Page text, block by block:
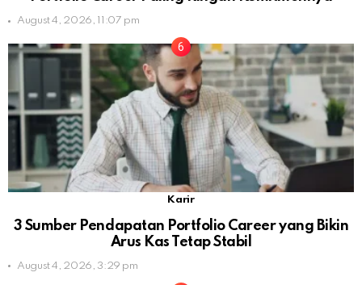
August 4, 2026, 11:07 pm
Karir
3 Sumber Pendapatan Portfolio Career yang Bikin
Arus Kas Tetap Stabil
August 4, 2026, 3:29 pm